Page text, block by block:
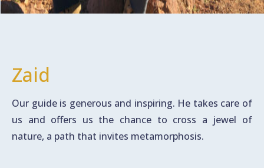
Zaid
Our guide is generous and inspiring. He takes care of
us and offers us the chance to cross a jewel of
nature, a path that invites metamorphosis.